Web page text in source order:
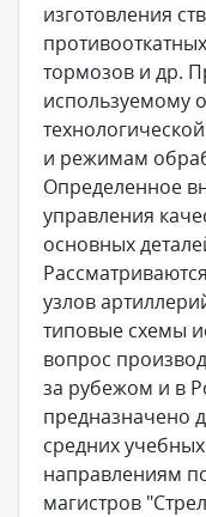
изготовления
тормозов и др.
используемому
и режимам
Определенное
управления
основных
узлов
типовые схемы
вопрос
за рубежом и в
предназначено
средних
направлениям
магистров